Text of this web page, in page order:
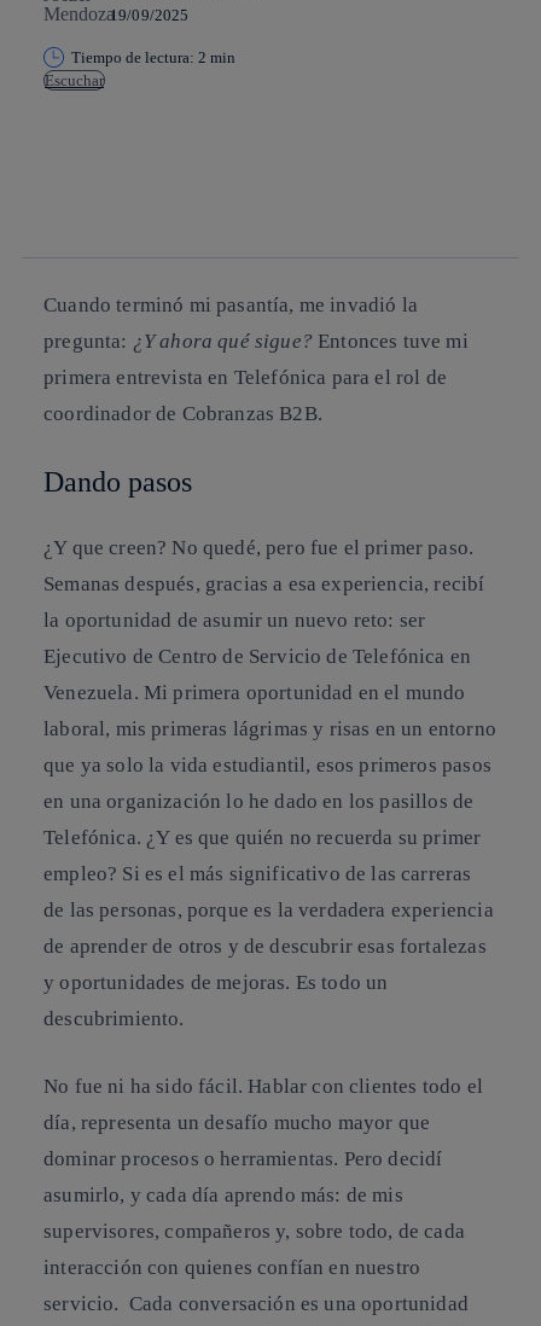
19/09/2025
Tiempo de lectura: 2 min
Escuchar
Cuando terminó mi pasantía, me invadió la
pregunta: ¿Y ahora qué sigue?Entonces tuve mi
primera entrevista en Telefónica para el rol de
coordinador de Cobranzas B2B.
Dando pasos
¿Y que creen? No quedé, pero fue el primer paso.
Semanas después, gracias a esa experiencia, recibí
la oportunidad de asumir un nuevo reto: ser
Ejecutivo de Centro de Servicio de Telefónica en
Venezuela. Mi primera oportunidad en el mundo
laboral, mis primeras lágrimas y risas en un entorno
que ya solo la vida estudiantil, esos primeros pasos
en una organización lo he dado en los pasillos de
Telefónica. ¿Y es que quién no recuerda su primer
empleo? Si es el más significativo de las carreras
de las personas, porque es la verdadera experiencia
de aprender de otros y de descubrir esas fortalezas
y oportunidades de mejoras. Es todo un
descubrimiento.
No fue ni ha sido fácil. Hablar con clientes todo el
día, representa un desafío mucho mayor que
dominar procesos o herramientas. Pero decidí
asumirlo, y cada día aprendo más: de mis
supervisores, compañeros y, sobre todo, de cada
interacción con quienes confían en nuestro
servicio. Cada conversación es una oportunidad